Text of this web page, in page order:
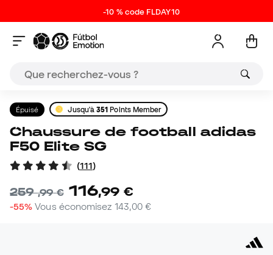
-10 % code FLDAY10
Épuisé Jusqu'à351 Points Member
Chaussure de football adidas
F50 Elite SG
(111)
259,99 € 116,99 €
-55% Vous économisez 143,00 €